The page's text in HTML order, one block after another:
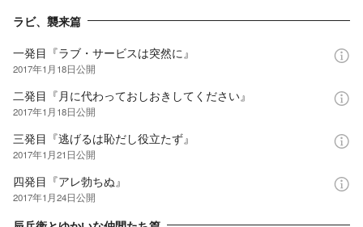
ラビ、襲来篇
一発目『ラブ・サービスは突然に』
2017年1月18日公開
二発目『月に代わっておしおきしてください』
2017年1月18日公開
三発目『逃げるは恥だし役立たず』
2017年1月21日公開
四発目『アレ勃ちぬ』
2017年1月24日公開